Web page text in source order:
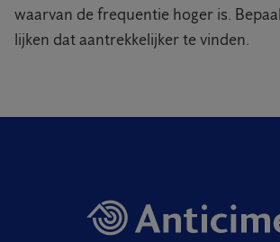
waarvan de frequentie hoger is.
lijken dat aantrekkelijker te vinden.